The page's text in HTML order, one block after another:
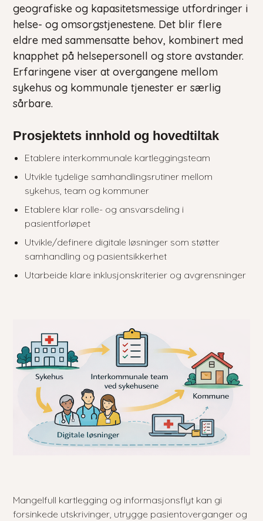
geografiske og kapasitetsmessige utfordringer i
helse- og omsorgstjenestene. Det blir flere
eldre med sammensatte behov, kombinert med
knapphet på helsepersonell og store avstander.
Erfaringene viser at overgangene mellom
sykehus og kommunale tjenester er særlig
sårbare.
Prosjektets innhold og hovedtiltak
Etablere interkommunale kartleggingsteam
Utvikle tydelige samhandlingsrutiner mellom
sykehus, team og kommuner
Etablere klar rolle- og ansvarsdeling i
pasientforløpet
Utvikle/definere digitale løsninger som støtter
samhandling og pasientsikkerhet
Utarbeide klare inklusjonskriterier og avgrensninger
Mangelfull kartlegging og informasjonsflyt kan gi
forsinkede utskrivinger, utrygge pasientoverganger og